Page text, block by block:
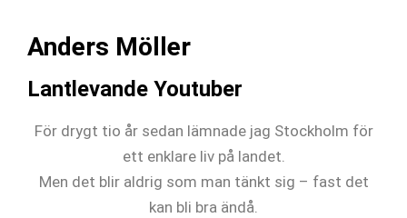
Anders Möller
Lantlevande Youtuber
För drygt tio år sedan lämnade jag Stockholm för
ett enklare liv på landet.
Men det blir aldrig som man tänkt sig – fast det
kan bli bra ändå.